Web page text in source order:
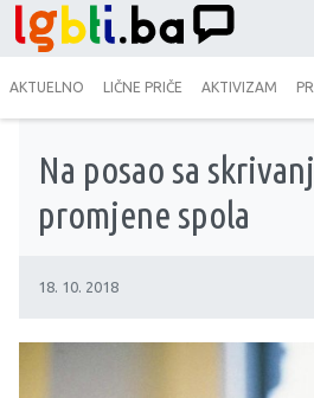
AKTUELNO LIČNE PRIČE AKTIVIZAM
Na posao sa
promjene spola
18. 10. 2018